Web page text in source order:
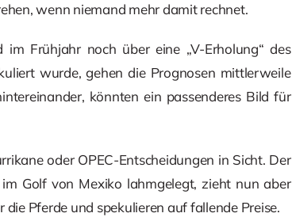
wenn niemand mehr damit rechnet.
Frühjahr noch über eine „V-Erholung“ des
wurde, gehen die Prognosen mittlerweile
könnten ein passenderes Bild für
oder OPEC-Entscheidungen in Sicht. Der
Golf von Mexiko lahmgelegt, zieht nun aber
Pferde und spekulieren auf fallende Preise.